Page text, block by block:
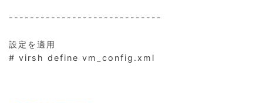
-----------------------------
設定を適用
# virsh define vm_config.xml